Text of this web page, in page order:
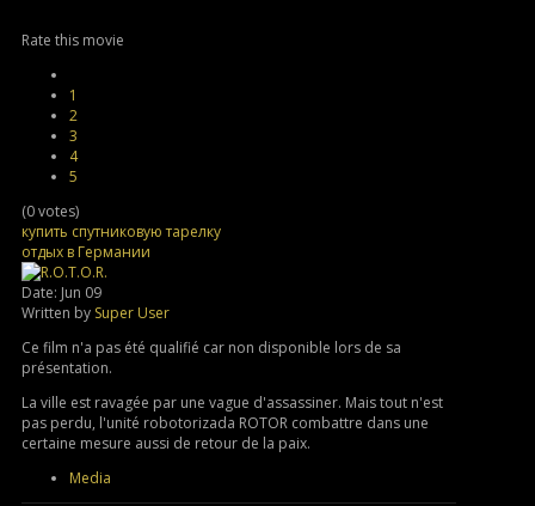
Rate this movie
1
2
3
4
5
(0 votes)
купить спутниковую тарелку
отдых в Германии
Date: Jun 09
Written by Super User
Ce film n'a pas été qualifié car non disponible lors de sa
présentation.
La ville est ravagée par une vague d'assassiner. Mais tout n'est
pas perdu, l'unité robotorizada ROTOR combattre dans une
certaine mesure aussi de retour de la paix.
Media